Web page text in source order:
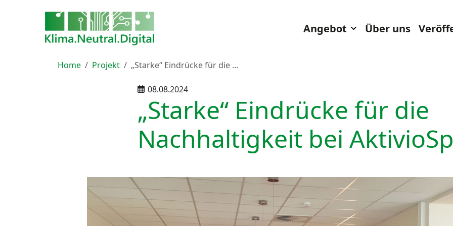
Angebot Toggle Dropdown
Über uns
Home Projekt „Starke“ Eindrücke für die …
08.08.2024
„Starke“ Eindrücke für die
Nachhaltigkeit bei